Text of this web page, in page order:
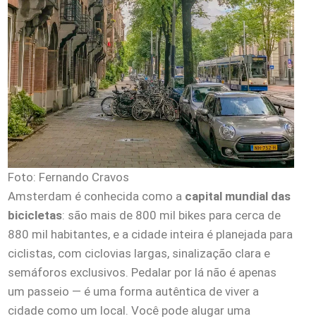
Foto: Fernando Cravos
Amsterdam é conhecida como a capital mundial das
bicicletas: são mais de 800 mil bikes para cerca de
880 mil habitantes, e a cidade inteira é planejada para
ciclistas, com ciclovias largas, sinalização clara e
semáforos exclusivos. Pedalar por lá não é apenas
um passeio — é uma forma autêntica de viver a
cidade como um local. Você pode alugar uma